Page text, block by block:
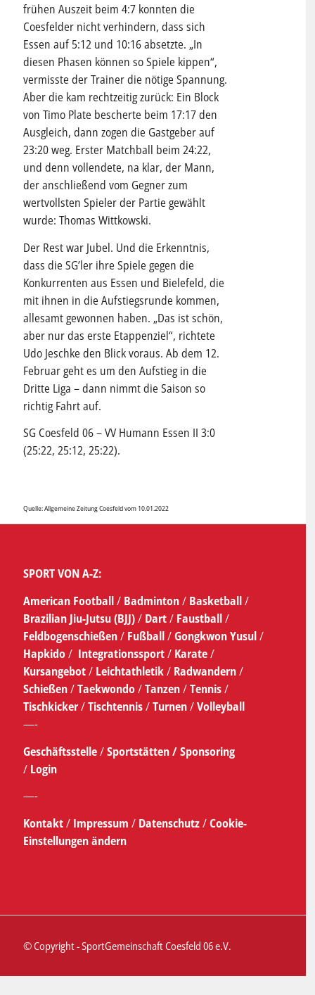
frühen Auszeit beim 4:7 konnten die
Coesfelder nicht verhindern, dass sich
Essen auf 5:12 und 10:16 absetzte. „In
diesen Phasen können so Spiele kippen“,
vermisste der Trainer die nötige Spannung.
Aber die kam rechtzeitig zurück: Ein Block
von Timo Plate bescherte beim 17:17 den
Ausgleich, dann zogen die Gastgeber auf
23:20 weg. Erster Matchball beim 24:22,
und denn vollendete, na klar, der Mann,
der anschließend vom Gegner zum
wertvollsten Spieler der Partie gewählt
wurde: Thomas Wittkowski.
Der Rest war Jubel. Und die Erkenntnis,
dass die SG’ler ihre Spiele gegen die
Konkurrenten aus Essen und Bielefeld, die
mit ihnen in die Aufstiegsrunde kommen,
allesamt gewonnen haben. „Das ist schön,
aber nur das erste Etappenziel“, richtete
Udo Jeschke den Blick voraus. Ab dem 12.
Februar geht es um den Aufstieg in die
Dritte Liga – dann nimmt die Saison so
richtig Fahrt auf.
SG Coesfeld 06 – VV Humann Essen II 3:0
(25:22, 25:12, 25:22).
Quelle: Allgemeine Zeitung Coesfeld vom 10.01.2022
SPORT VON A-Z:
American Football/ Badminton/ Basketball/
Brazilian Jiu-Jutsu (BJJ)/ Dart/ Faustball/
Feldbogenschießen/ Fußball/Gongkwon Yusul/
Hapkido/ Integrationssport/ Karate/
Kursangebot/Leichtathletik/ Radwandern/
Schießen/Taekwondo/Tanzen/Tennis/
Tischkicker/Tischtennis/Turnen/Volleyball
—-
Geschäftsstelle/Sportstätten /Sponsoring
/ Login
—-
Kontakt/ Impressum / Datenschutz/Cookie-
Einstellungen ändern
© Copyright - SportGemeinschaft Coesfeld 06 e.V.